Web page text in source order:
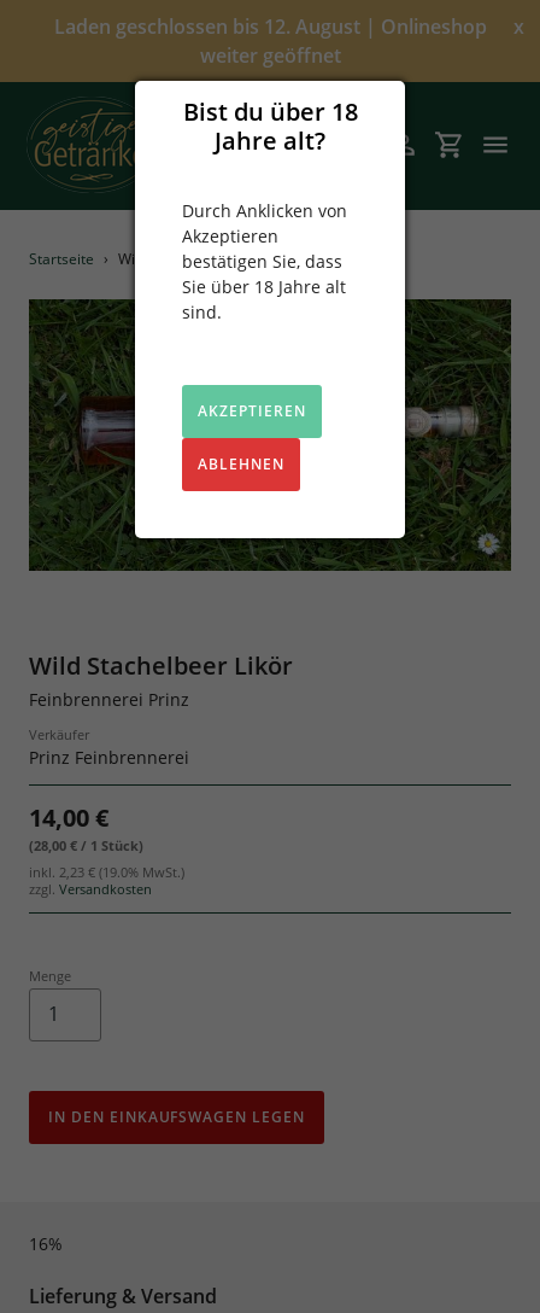
Bist du über 18
Jahre alt?
Durch Anklicken von
Akzeptieren
bestätigen Sie, dass
Sie über 18 Jahre alt
sind.
AKZEPTIEREN
ABLEHNEN
Laden geschlossen bis 12. August | Onlineshop
weiter geöffnet
x
SuchenEinloggen
Angebote
Über uns
Alkoholfrei
Spirituosen
Prinz
Sekt & Wein
Geschenksets
Startseite › Wild Stachelbeer Likör
Wild Stachelbeer Likör
Feinbrennerei Prinz
Verkäufer
Prinz Feinbrennerei
14,00 €
(28,00 € / 1 Stück)
inkl. 2,23 € (19.0% MwSt.)
zzgl. Versandkosten
Menge
IN DEN EINKAUFSWAGEN LEGEN
16%
Lieferung & Versand